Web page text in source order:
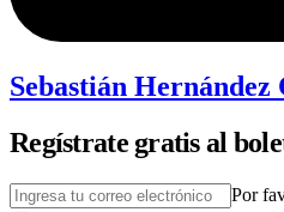
Sebastián Hernández
Regístrate gratis al
Por